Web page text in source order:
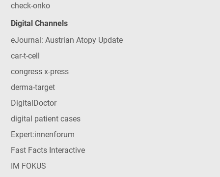
check-onko
Digital Channels
eJournal: Austrian Atopy Update
car-t-cell
congress x-press
derma-target
DigitalDoctor
digital patient cases
Expert:innenforum
Fast Facts Interactive
IM FOKUS